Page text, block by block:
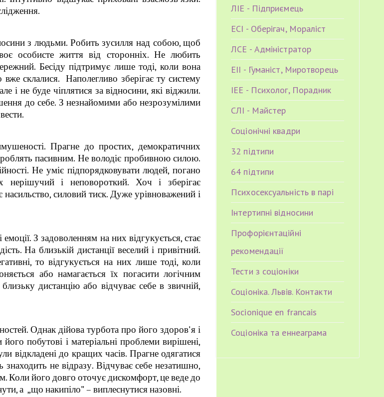
з людьми. Робить зусилля над собою, щоб
особисте життя від сторонніх. Не любить
Бесіду підтримує лише тоді, коли вона
склалися. Наполегливо зберігає ту систему
і не буде чіплятися за відносини, які віджили.
до себе. З незнайомими або незрозумілими
Прагне до простих, демократичних
пасивним. Не володіє пробивною силою.
Не уміє підпорядковувати людей, погано
нерішучий і неповороткий. Хоч і зберігає
насильство, силовий тиск. Дуже урівноважений і
З задоволенням на них відгукується, стає
На близькій дистанції веселий і привітний.
то відгукується на них лише тоді, коли
або намагається їх погасити логічним
дистанцію або відчуває себе в звичній,
Однак дійова турбота про його здоров'я і
побутові і матеріальні проблеми вирішені,
відкладені до кращих часів. Прагне одягатися
не відразу. Відчуває себе незатишно,
Коли його довго оточує дискомфорт, це веде до
а „що накипіло" – виплеснутися назовні.
ЛІЕ - Підприємець
ЕСІ - Оберігач, Мораліст
ЛСЕ - Адміністратор
ЕІІ - Гуманіст, Миротворець
ІЕЕ - Психолог, Порадник
СЛІ - Майстер
Соціонічні квадри
32 підтипи
64 підтипи
Психосексуальність в парі
Інтертипні відносини
Профорієнтаційні
рекомендації
Тести з соціоніки
Соціоніка. Львів. Контакти
Socionique en francais
Соціоніка та еннеаграма